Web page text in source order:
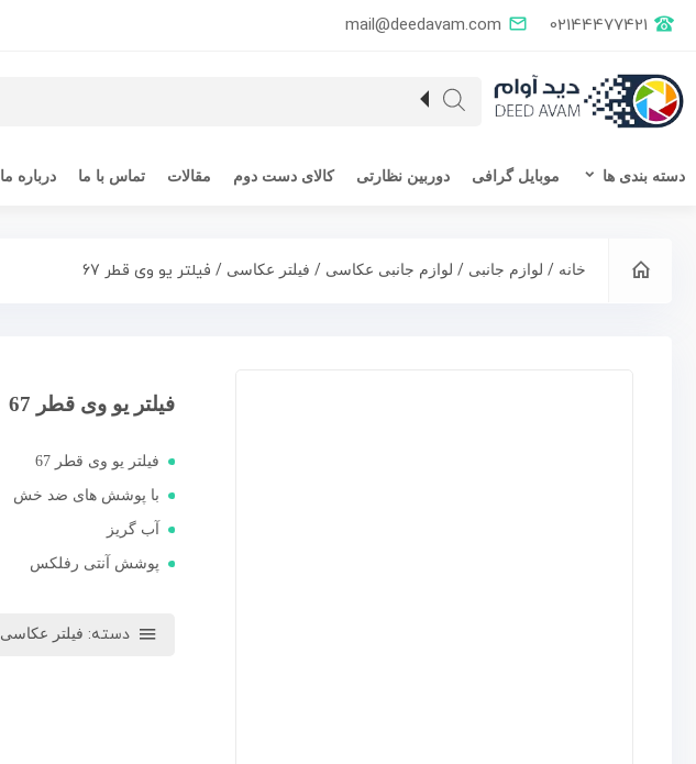
mail@deedavam.com 02144477421
دسته بندی ها موبایل گرافی دوربین نظارتی کالای دست دوم مقالات تماس با ما درباره ما
خانه / لوازم جانبی / لوازم جانبی عکاسی / فیلتر عکاسی / فیلتر یو وی قطر 67
فیلتر یو وی قطر 67
فیلتر یو وی قطر 67
با پوشش های ضد خش
آب گریز
پوشش آنتی رفلکس
دسته: فیلتر عکاسی